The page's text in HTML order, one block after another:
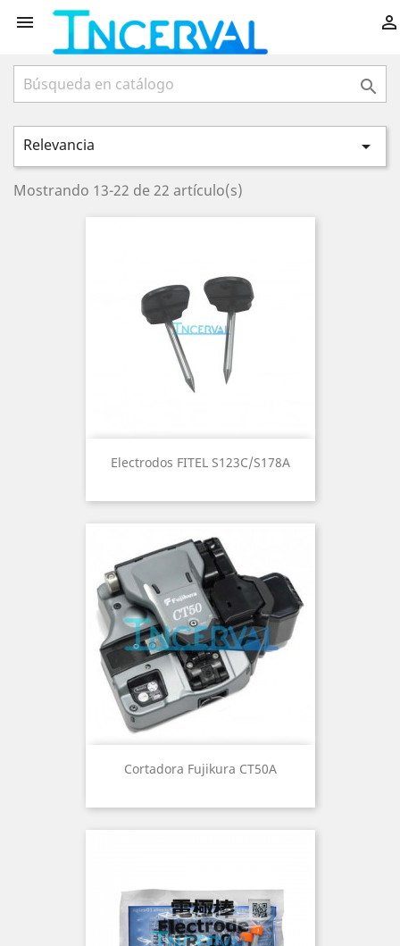
 

Relevancia 
Mostrando 13-22 de 22 artículo(s)
Electrodos FITEL S123C/S178A
Cortadora Fujikura CT50A